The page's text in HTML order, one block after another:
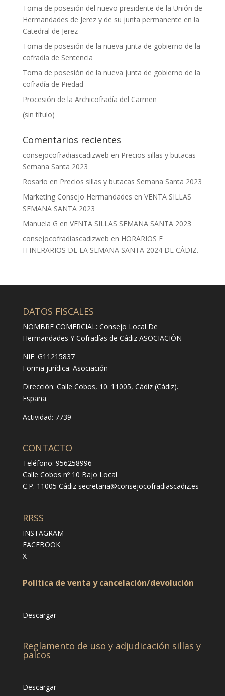
Toma de posesión del nuevo presidente de la Unión de
Hermandades de Jerez y de su junta permanente en la
Catedral de Jerez
Toma de posesión de la nueva junta de gobierno de la
cofradía de Sentencia
Toma de posesión de la nueva junta de gobierno de la
cofradía de Piedad
Procesión de la Archicofradía del Carmen
(sin título)
Comentarios recientes
consejocofradiascadizweb en Precios sillas y butacas
Semana Santa 2023
Rosario en Precios sillas y butacas Semana Santa 2023
Marketing Consejo Hermandades en VENTA SILLAS
SEMANA SANTA 2023
Manuela G en VENTA SILLAS SEMANA SANTA 2023
consejocofradiascadizweb en HORARIOS E
ITINERARIOS DE LA SEMANA SANTA 2024 DE CÁDIZ.
DATOS FISCALES
NOMBRE COMERCIAL: Consejo Local De
Hermandades Y Cofradías de Cádiz ASOCIACIÓN
NIF: G11215837
Forma jurídica: Asociación
Dirección: Calle Cobos, 10. 11005, Cádiz (Cádiz).
España.
Actividad: 7739
CONTACTO
Teléfono: 956258996
Calle Cobos nº 10 Bajo Local
C.P. 11005 Cádiz secretaria@consejocofradiascadiz.es
RRSS
INSTAGRAM
FACEBOOK
X
Política de venta y cancelación/devolución
Descargar
Reglamento de uso y adjudicación sillas y
palcos
Descargar